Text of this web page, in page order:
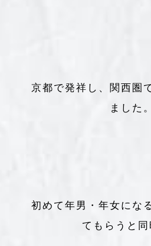
京都で発祥し、関西圏
ました。
初めて年男・年女にな
てもらうと同